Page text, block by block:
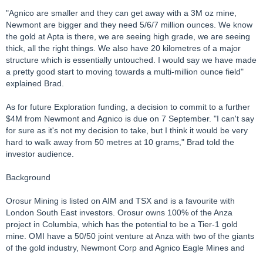
"Agnico are smaller and they can get away with a 3M oz mine,
Newmont are bigger and they need 5/6/7 million ounces. We know
the gold at Apta is there, we are seeing high grade, we are seeing
thick, all the right things. We also have 20 kilometres of a major
structure which is essentially untouched. I would say we have made
a pretty good start to moving towards a multi-million ounce field"
explained Brad.
As for future Exploration funding, a decision to commit to a further
$4M from Newmont and Agnico is due on 7 September. "I can't say
for sure as it's not my decision to take, but I think it would be very
hard to walk away from 50 metres at 10 grams," Brad told the
investor audience.
Background
Orosur Mining is listed on AIM and TSX and is a favourite with
London South East investors. Orosur owns 100% of the Anza
project in Columbia, which has the potential to be a Tier-1 gold
mine. OMI have a 50/50 joint venture at Anza with two of the giants
of the gold industry, Newmont Corp and Agnico Eagle Mines and